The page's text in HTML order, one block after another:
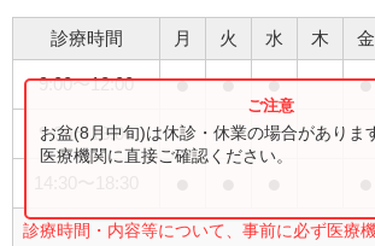
診療時間 月 火 水 木 金
9:00〜12:00 ● ● ● ●
9:00〜13:00
診療時間・内容等について、事前に必ず医療
お盆(8月中旬)は休診・休業の場合がありま
医療機関に直接ご確認ください。